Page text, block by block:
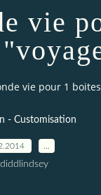
vie
vie pour 1
- Customisation